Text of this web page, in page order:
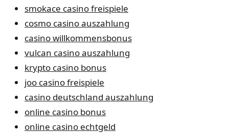
smokace casino freispiele
cosmo casino auszahlung
casino willkommensbonus
vulcan casino auszahlung
krypto casino bonus
joo casino freispiele
casino deutschland auszahlung
online casino bonus
online casino echtgeld